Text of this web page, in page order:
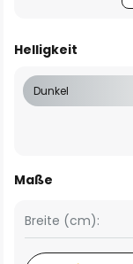
Helligkeit
Dunkel
Maße
Breite (cm):